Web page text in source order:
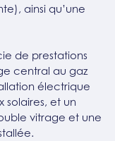
ainsi qu’une
de prestations
central au gaz
électrique
solaires, et un
vitrage et une